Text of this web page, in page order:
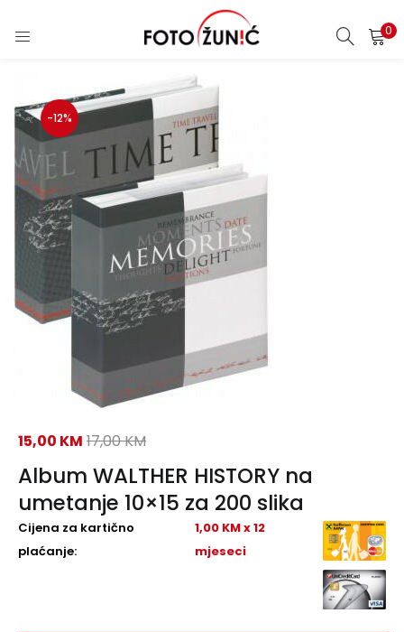
0
-12%
Album WALTHER HISTORY na
umetanje 10×15 za 200 slika
15,00 KM 17,00KM
Cijena za kartično
plaćanje:
1,00 KM x 12
mjeseci